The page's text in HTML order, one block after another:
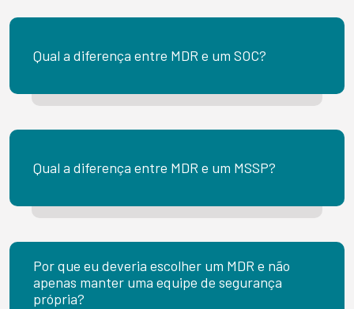
Qual a diferença entre MDR e um SOC?
Qual a diferença entre MDR e um MSSP?
Por que eu deveria escolher um MDR e não
apenas manter uma equipe de segurança
própria?